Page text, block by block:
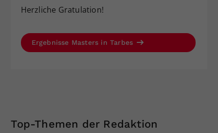
Herzliche Gratulation!
Ergebnisse Masters in Tarbes
Top-Themen der Redaktion